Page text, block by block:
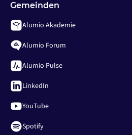
Gemeinden
Alumio Akademie
Alumio Forum
Alumio Pulse
LinkedIn
YouTube
Spotify